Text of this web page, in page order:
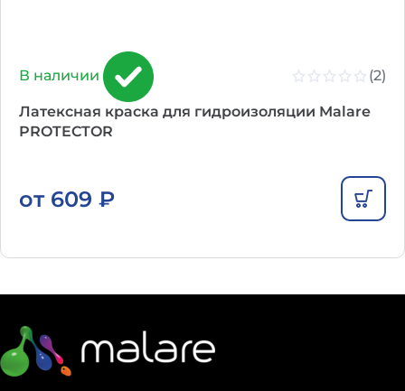
В наличии (2)
Латексная краска для гидроизоляции Malare
PROTECTOR
от 609 ₽